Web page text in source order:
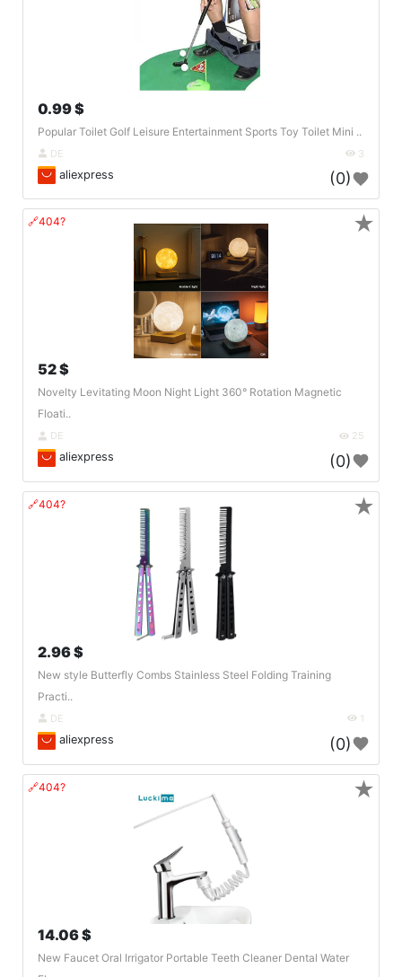
0.99 $
Popular Toilet Golf Leisure Entertainment Sports Toy Toilet Mini ..
DE 3
aliexpress (0)
🔗404?
52 $
Novelty Levitating Moon Night Light 360° Rotation Magnetic
Floati..
DE 25
aliexpress (0)
★
🔗404?
2.96 $
New style Butterfly Combs Stainless Steel Folding Training
Practi..
DE 1
aliexpress (0)
★
🔗404?
14.06 $
New Faucet Oral Irrigator Portable Teeth Cleaner Dental Water
★